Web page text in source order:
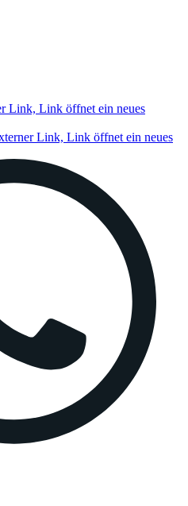
Link, Link öffnet ein neues
Link, Link öffnet ein neues